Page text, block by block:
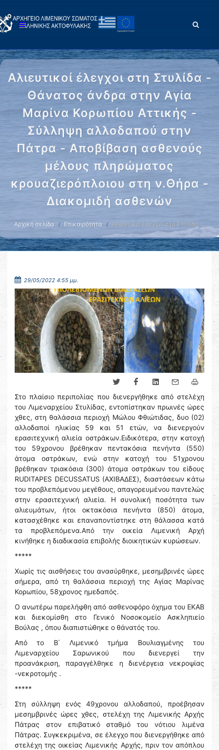
Αλιευτικοί έλεγχοι στη Στυλίδα -
Θάνατος άνδρα στην Αγία
Μαρίνα Κορωπίου Αττικής -
Σύλληψη αλλοδαπού στην
Πάτρα - Αποβίβαση ασθενούς
μέλους πληρώματος
κρουαζιερόπλοιου στη ν.Θήρα -
Διακομιδή ασθενών
Αρχική σελίδα Επικαιρότητα Αλιευτικοί έλεγχοι στη Στυλίδα …
29/05/2022 4:55 μμ.
Στο πλαίσιο περιπολίας που διενεργήθηκε από στελέχη
του Λιμεναρχείου Στυλίδας, εντοπίστηκαν πρωινές ώρες
χθες, στη θαλάσσια περιοχή Μώλου Φθιώτιδας, δυο (02)
αλλοδαποί ηλικίας 59 και 51 ετών, να διενεργούν
ερασιτεχνική αλιεία οστράκων.Ειδικότερα, στην κατοχή
του 59χρονου βρέθηκαν πεντακόσια πενήντα (550)
άτομα οστράκων, ενώ στην κατοχή του 51χρονου
βρέθηκαν τριακόσια (300) άτομα οστράκων του είδους
RUDITAPES DECUSSATUS (ΑΧΙΒΑΔΕΣ), διαστάσεων κάτω
του προβλεπόμενου μεγέθους, απαγορευμένου παντελώς
στην ερασιτεχνική αλιεία. Η συνολική ποσότητα των
αλιευμάτων, ήτοι οκτακόσια πενήντα (850) άτομα,
κατασχέθηκε και επαναποντίστηκε στη θάλασσα κατά
τα προβλεπόμενα.Από την οικεία Λιμενική Αρχή
κινήθηκε η διαδικασία επιβολής διοικητικών κυρώσεων.
*****
Χωρίς τις αισθήσεις του ανασύρθηκε, μεσημβρινές ώρες
σήμερα, από τη θαλάσσια περιοχή της Αγίας Μαρίνας
Κορωπίου, 58χρονος ημεδαπός.
Ο ανωτέρω παρελήφθη από ασθενοφόρο όχημα του ΕΚΑΒ
και διεκομίσθη στο Γενικό Νοσοκομείο Ασκληπιείο
Βούλας , όπου διαπιστώθηκε ο θάνατός του.
Από το Β΄ Λιμενικό τμήμα Βουλιαγμένης του
Λιμεναρχείου Σαρωνικού που διενεργεί την
προανάκριση, παραγγέλθηκε η διενέργεια νεκροψίας
-νεκροτομής .
*****
Στη σύλληψη ενός 49χρονου αλλοδαπού, προέβησαν
μεσημβρινές ώρες χθες, στελέχη της Λιμενικής Αρχής
Πάτρας στον επιβατικό σταθμό του νότιου λιμένα
Πάτρας. Συγκεκριμένα, σε έλεγχο που διενεργήθηκε από
στελέχη της οικείας Λιμενικής Αρχής, πριν τον απόπλου